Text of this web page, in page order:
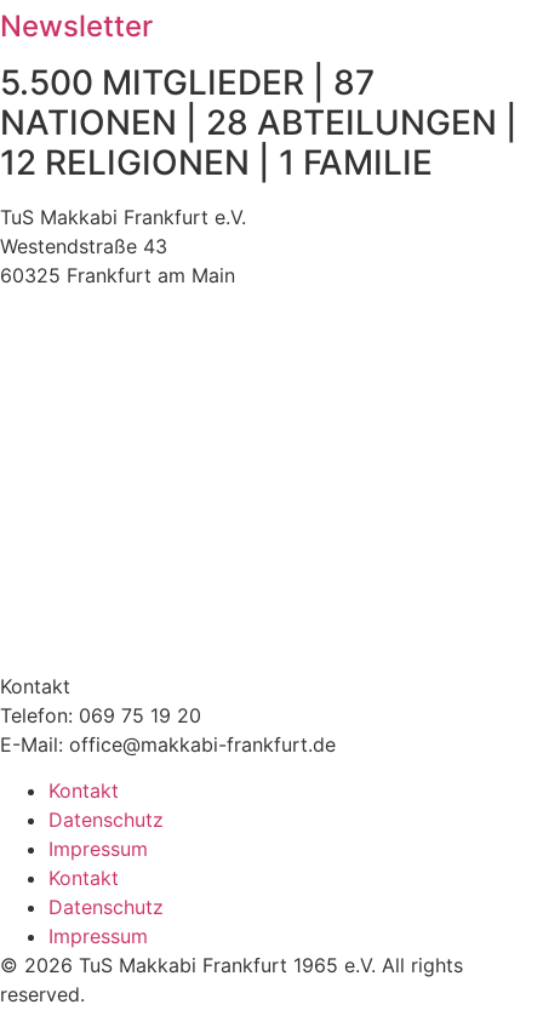
Newsletter
5.500 MITGLIEDER | 87
NATIONEN | 28 ABTEILUNGEN |
12 RELIGIONEN | 1 FAMILIE
TuS Makkabi Frankfurt e.V.
Westendstraße 43
60325 Frankfurt am Main
Kontakt
Telefon: 069 75 19 20
E-Mail: office@makkabi-frankfurt.de
Kontakt
Datenschutz
Impressum
Kontakt
Datenschutz
Impressum
© 2026 TuS Makkabi Frankfurt 1965 e.V. All rights
reserved.